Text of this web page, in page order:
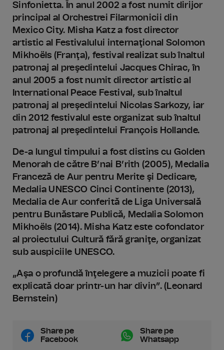
Sinfonietta. În anul 2002 a fost numit dirijor
principal al Orchestrei Filarmonicii din
Mexico City. Misha Katz a fost director
artistic al Festivalului internaţional Solomon
Mikhoëls (Franţa), festival realizat sub înaltul
patronaj al preşedintelui Jacques Chirac, în
anul 2005 a fost numit director artistic al
International Peace Festival, sub înaltul
patronaj al preşedintelui Nicolas Sarkozy, iar
din 2012 festivalul este organizat sub înaltul
patronaj al preşedintelui François Hollande.
De-a lungul timpului a fost distins cu Golden
Menorah de către B’nai B’rith (2005), Medalia
Franceză de Aur pentru Merite şi Dedicare,
Medalia UNESCO Cinci Continente (2013),
Medalia de Aur conferită de Liga Universală
pentru Bunăstare Publică, Medalia Solomon
Mikhoëls (2014). Misha Katz este cofondator
al proiectului Cultură fără graniţe, organizat
sub auspiciile UNESCO.
„Aşa o profundă înţelegere a muzicii poate fi
explicată doar printr-un har divin”. (Leonard
Bernstein)
Share pe
Facebook
Share pe
Whatsapp